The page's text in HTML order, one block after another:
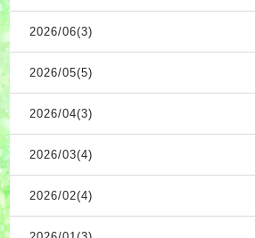
2026/06(3)
2026/05(5)
2026/04(3)
2026/03(4)
2026/02(4)